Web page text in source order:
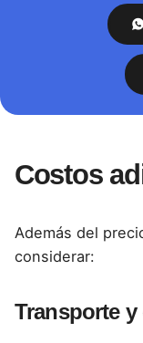
Costos
Además del
considerar:
Transporte y